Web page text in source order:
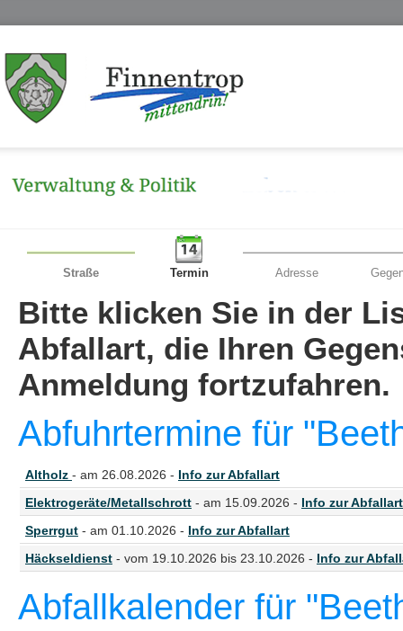
Straße Termin Adresse
Bitte klicken Sie in der
Abfallart, die Ihren
Anmeldung fortzufahren.
Abfuhrtermine für
Altholz - am 26.08.2026 - Info zur Abfallart
Elektrogeräte/Metallschrott - am 15.09.2026 - Info zur Abfallart
Sperrgut - am 01.10.2026 - Info zur Abfallart
Häckseldienst - vom 19.10.2026 bis 23.10.2026 - Info zur
Abfallkalender für